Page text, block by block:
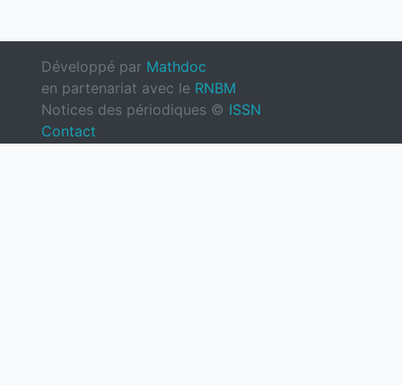
Développé par Mathdoc
en partenariat avec le RNBM
Notices des périodiques © ISSN
Contact